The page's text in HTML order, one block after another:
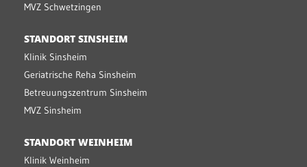
MVZ Schwetzingen
STANDORT SINSHEIM
Klinik Sinsheim
Geriatrische Reha Sinsheim
Betreuungszentrum Sinsheim
MVZ Sinsheim
STANDORT WEINHEIM
Klinik Weinheim